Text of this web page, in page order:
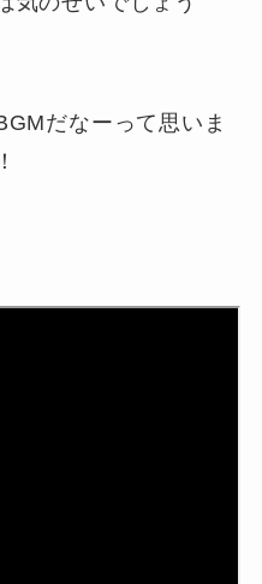
だなーって思いま